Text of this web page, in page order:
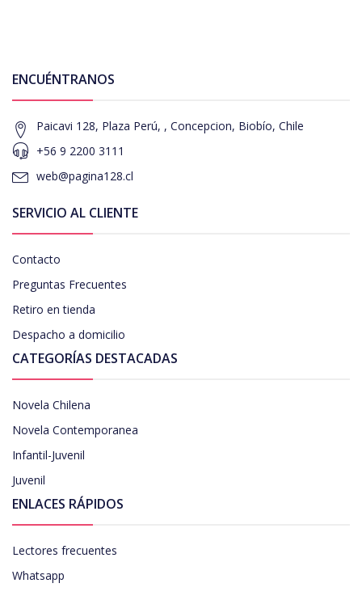
ENCUÉNTRANOS
Paicavi 128, Plaza Perú, , Concepcion, Biobío, Chile
+56 9 2200 3111
web@pagina128.cl
SERVICIO AL CLIENTE
Contacto
Preguntas Frecuentes
Retiro en tienda
Despacho a domicilio
CATEGORÍAS DESTACADAS
Novela Chilena
Novela Contemporanea
Infantil-Juvenil
Juvenil
ENLACES RÁPIDOS
Lectores frecuentes
Whatsapp